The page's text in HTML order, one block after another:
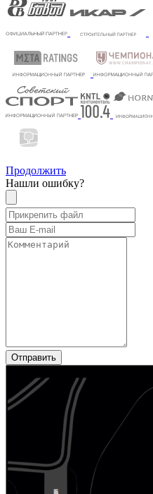
Продолжить
Нашли ошибку?